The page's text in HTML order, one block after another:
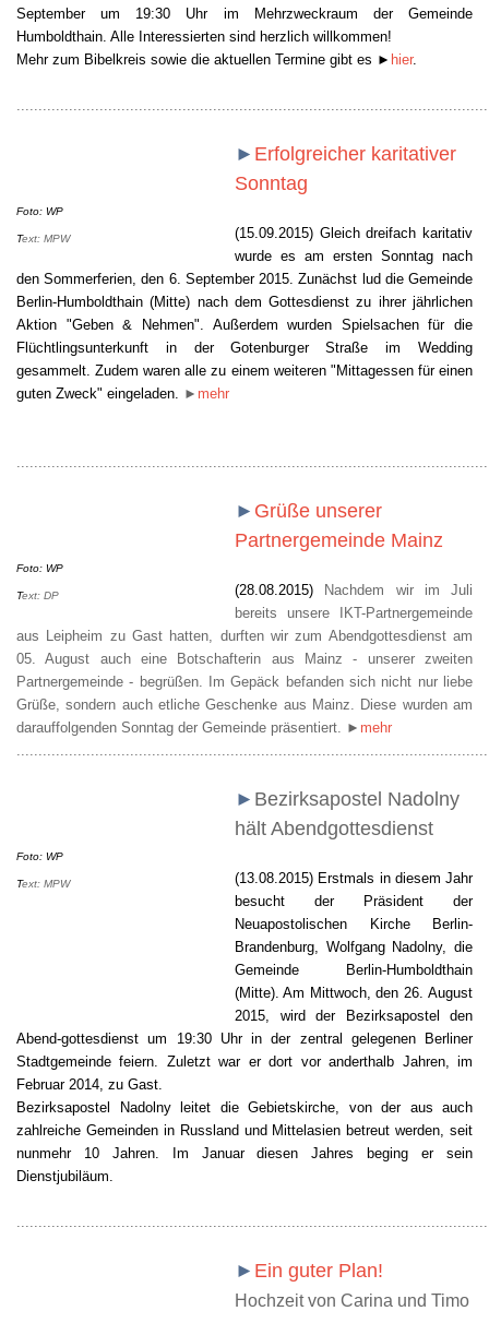
September um 19:30 Uhr im Mehrzweckraum der Gemeinde
Humboldthain. Alle Interessierten sind herzlich willkommen!
Mehr zum Bibelkreis sowie die aktuellen Termine gibt es ► hier.
Foto: WP
Text: MPW
► Erfolgreicher karitativer
Sonntag
(15.09.2015) Gleich dreifach karitativ
wurde es am ersten Sonntag nach
den Sommerferien, den 6. September 2015. Zunächst lud die Gemeinde
Berlin-Humboldthain (Mitte) nach dem Gottesdienst zu ihrer jährlichen
Aktion "Geben & Nehmen". Außerdem wurden Spielsachen für die
Flüchtlingsunterkunft in der Gotenburger Straße im Wedding
gesammelt. Zudem waren alle zu einem weiteren "Mittagessen für einen
guten Zweck" eingeladen. ► mehr
Foto: WP
Text: DP
► Grüße unserer
Partnergemeinde Mainz
(28.08.2015)
Nachdem wir im Juli
bereits unsere IKT-Partnergemeinde
aus Leipheim zu Gast hatten, durften wir zum Abendgottesdienst am
05. August auch eine Botschafterin aus Mainz - unserer zweiten
Partnergemeinde - begrüßen. Im Gepäck befanden sich nicht nur liebe
Grüße, sondern auch etliche Geschenke aus Mainz. Diese wurden am
darauffolgenden Sonntag der Gemeinde präsentiert. ► mehr
Foto: WP
Text: MPW
► Bezirksapostel Nadolny
hält Abendgottesdienst
(13.08.2015) Erstmals in diesem Jahr
besucht der Präsident der
Neuapostolischen Kirche Berlin-
Brandenburg, Wolfgang Nadolny, die
Gemeinde Berlin-Humboldthain
(Mitte). Am Mittwoch, den 26. August
2015, wird der Bezirksapostel den
Abend-gottesdienst um 19:30 Uhrin der zentral gelegenen Berliner
Stadtgemeinde feiern. Zuletzt war er dort vor anderthalb Jahren, im
Februar 2014, zu Gast.
Bezirksapostel Nadolny leitet die Gebietskirche, von der aus auch
zahlreiche Gemeinden in Russland und Mittelasien betreut werden, seit
nunmehr 10 Jahren. Im Januar diesen Jahres beging er sein
Dienstjubiläum.
► Ein guter Plan!
Hochzeit von Carina und Timo